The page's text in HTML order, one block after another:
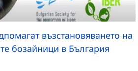
възстановяването на
бозайници в България